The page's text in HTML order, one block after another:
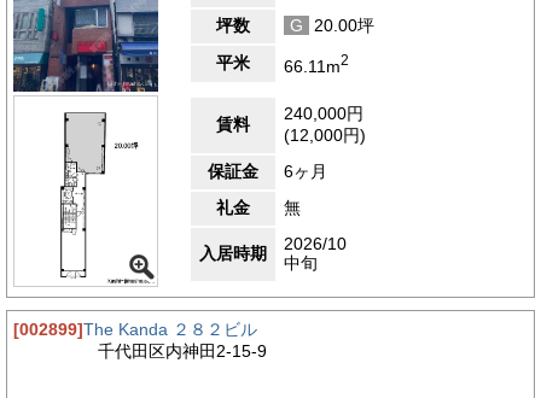
坪数
G
20.00坪
平米
66.11m2
賃料
240,000円
(12,000円)
保証金
6ヶ月
礼金
無
入居時期
2026/10
中旬
[002899]The Kanda ２８２ビル
千代田区内神田2-15-9